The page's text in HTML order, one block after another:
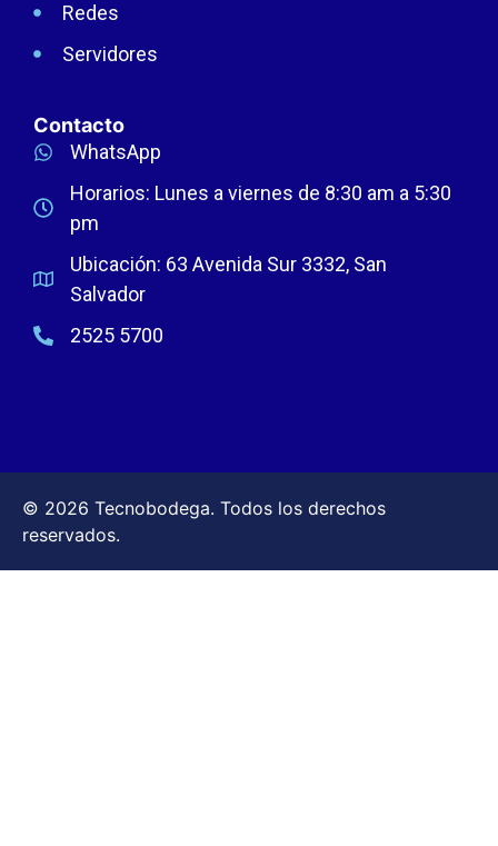
Redes
Servidores
Contacto
WhatsApp
Horarios: Lunes a viernes de 8:30 am a 5:30
pm
Ubicación: 63 Avenida Sur 3332, San
Salvador
2525 5700
© 2026 Tecnobodega. Todos los derechos
reservados.